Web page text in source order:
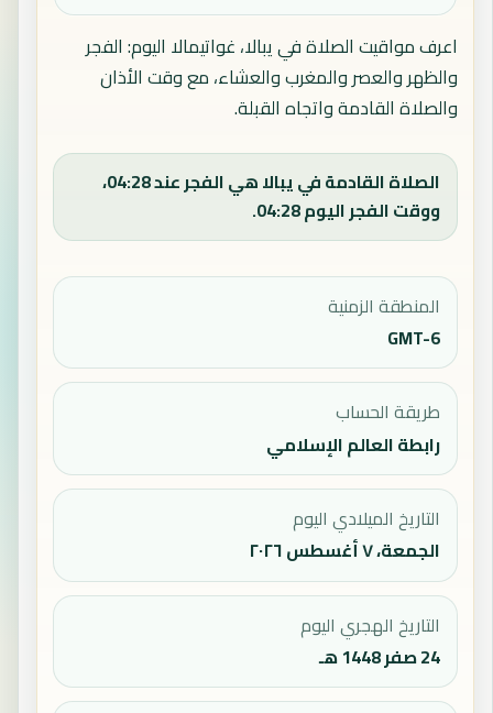
اعرف مواقيت الصلاة في يبالا، غواتيمالا اليوم: الفجر
والظهر والعصر والمغرب والعشاء، مع وقت الأذان
والصلاة القادمة واتجاه القبلة.
الصلاة القادمة في يبالا هي الفجر عند 04:28،
ووقت الفجر اليوم 04:28.
المنطقة الزمنية
GMT-6
طريقة الحساب
رابطة العالم الإسلامي
التاريخ الميلادي اليوم
الجمعة، ٧ أغسطس ٢٠٢٦
التاريخ الهجري اليوم
24 صفر 1448 هـ